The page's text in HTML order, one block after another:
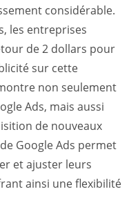
considérable.
les entreprises
de 2 dollars pour
sur cette
non seulement
Ads, mais aussi
de nouveaux
Google Ads permet
et ajuster leurs
ainsi une flexibilité